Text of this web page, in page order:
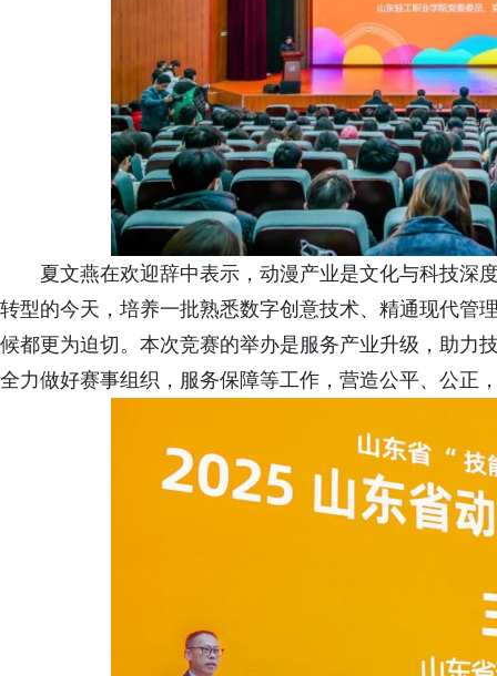
夏文燕在欢迎辞中表示，动漫产业是文化与科技深
转型的今天，培养一批熟悉数字创意技术、精通现代管
候都更为迫切。本次竞赛的举办是服务产业升级，助力
全力做好赛事组织，服务保障等工作，营造公平、公正